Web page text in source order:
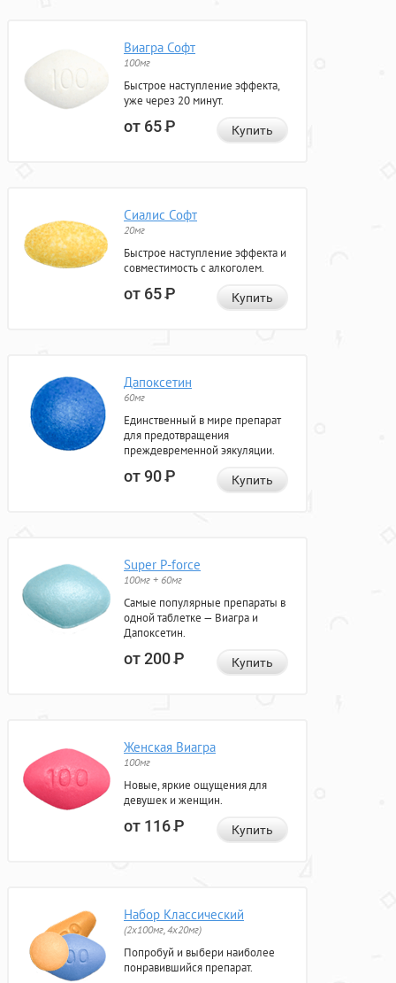
Виагра Софт
100мг
Быстрое наступление эффекта,
уже через 20 минут.
от 65Р Купить
Сиалис Софт
20мг
Быстрое наступление эффекта и
совместимость с алкоголем.
от 65Р Купить
Дапоксетин
60мг
Единственный в мире препарат
для предотвращения
преждевременной эякуляции.
от 90Р Купить
Super P-force
100мг + 60мг
Самые популярные препараты в
одной таблетке — Виагра и
Дапоксетин.
от 200Р Купить
Женская Виагра
100мг
Новые, яркие ощущения для
девушек и женщин.
от 116Р Купить
Набор Классический
(2x100мг, 4x20мг)
Попробуй и выбери наиболее
понравившийся препарат.